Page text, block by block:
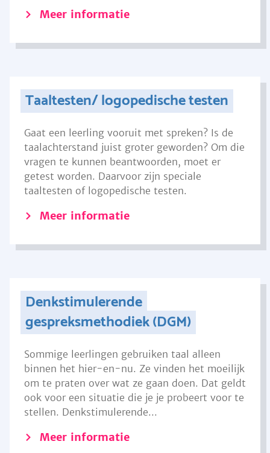
Meer informatie
Taaltesten/ logopedische testen
Gaat een leerling vooruit met spreken? Is de
taalachterstand juist groter geworden? Om die
vragen te kunnen beantwoorden, moet er
getest worden. Daarvoor zijn speciale
taaltesten of logopedische testen.
Meer informatie
Denkstimulerende
gespreksmethodiek (DGM)
Sommige leerlingen gebruiken taal alleen
binnen het hier-en-nu. Ze vinden het moeilijk
om te praten over wat ze gaan doen. Dat geldt
ook voor een situatie die je je probeert voor te
stellen. Denkstimulerende...
Meer informatie